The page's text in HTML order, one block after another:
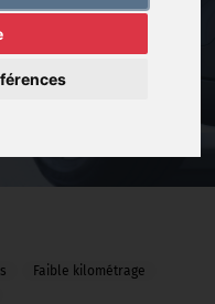
un large choix
en-Vézie
la voiture qui
Faible kilométrage